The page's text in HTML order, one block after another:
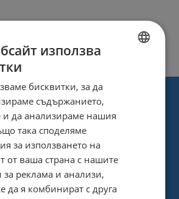
използва
бисквитки, за да
съдържанието,
и да анализираме нашия
така споделяме
за използването на
от ваша страна с нашите
за реклама и анализи,
да я комбинират с друга